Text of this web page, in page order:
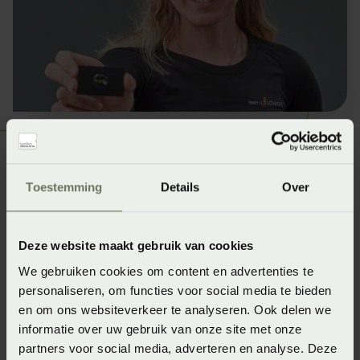
Toestemming Details Over
Deze website maakt gebruik van cookies
We gebruiken cookies om content en advertenties te
personaliseren, om functies voor social media te bieden
en om ons websiteverkeer te analyseren. Ook delen we
informatie over uw gebruik van onze site met onze
partners voor social media, adverteren en analyse. Deze
Maar liefst 1200 variaties
Beddelicious Blocks-matras per persoon ingesteld op de
juiste fysieke kenmerken en wensen. De binnenkant van
het matras kan gevuld worden met maximaal 10 Blocks-
modules met pocketveren in vijf hardheden per module:
van extra soft tot extra firm. Elke module kan worden